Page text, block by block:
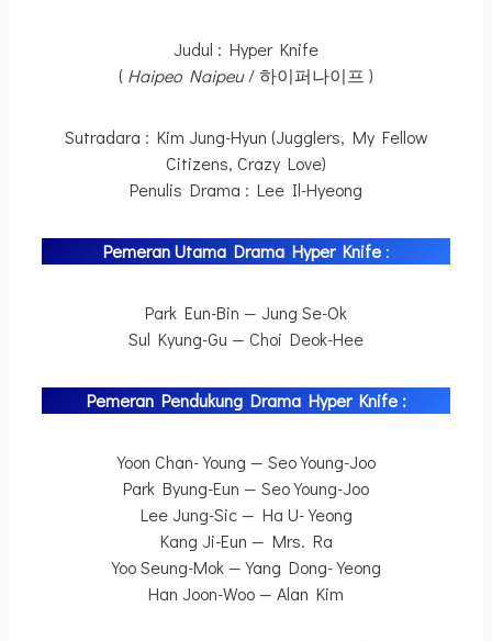
Judul : Hyper Knife
( Haipeo Naipeu/ 하이퍼나이프 )
Sutradara : Kim Jung-Hyun (Jugglers, My Fellow
Citizens, Crazy Love)
Penulis Drama : Lee Il-Hyeong
Pemeran Utama Drama Hyper Knife :
Park Eun-Bin — Jung Se-Ok
Sul Kyung-Gu — Choi Deok-Hee
Pemeran Pendukung Drama Hyper Knife :
Yoon Chan-Young — Seo Young-Joo
Park Byung-Eun — Seo Young-Joo
Lee Jung-Sic — Ha U-Yeong
Kang Ji-Eun — Mrs. Ra
Yoo Seung-Mok — Yang Dong-Yeong
Han Joon-Woo — Alan Kim